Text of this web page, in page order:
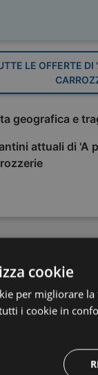
LE OFFERTE DI
geografica e
attuali di 'A
cookie
per migliorare
i cookie in